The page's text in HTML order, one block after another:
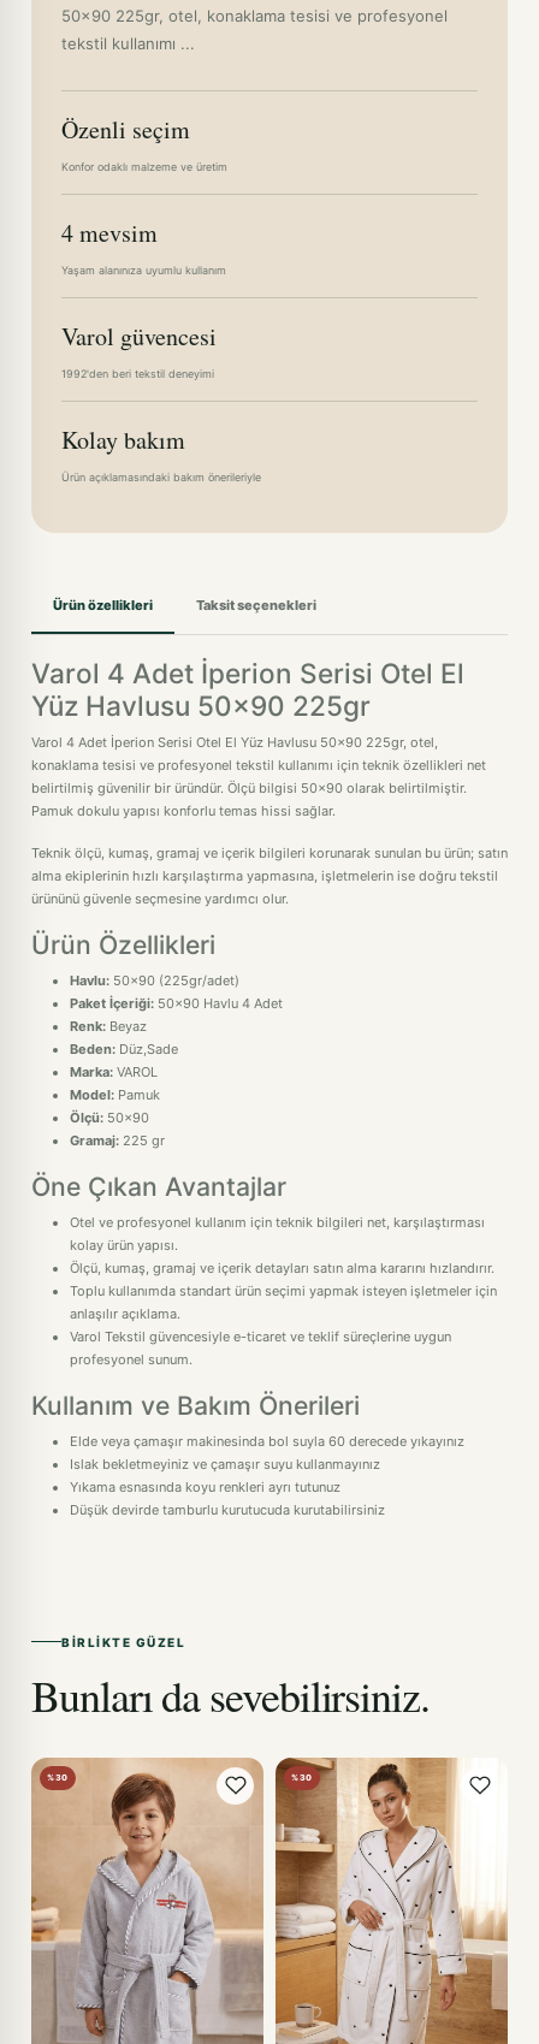
50x90 225gr, otel, konaklama tesisi ve profesyonel
tekstil kullanımı ...
Özenli seçim
Konfor odaklı malzeme ve üretim
4 mevsim
Yaşam alanınıza uyumlu kullanım
Varol güvencesi
1992'den beri tekstil deneyimi
Kolay bakım
Ürün açıklamasındaki bakım önerileriyle
Ürün özellikleri Taksit seçenekleri
Varol 4 Adet İperion Serisi Otel El
Yüz Havlusu 50x90 225gr
Varol 4 Adet İperion Serisi Otel El Yüz Havlusu 50x90 225gr, otel,
konaklama tesisi ve profesyonel tekstil kullanımı için teknik özellikleri net
belirtilmiş güvenilir bir üründür. Ölçü bilgisi 50x90 olarak belirtilmiştir.
Pamuk dokulu yapısı konforlu temas hissi sağlar.
Teknik ölçü, kumaş, gramaj ve içerik bilgileri korunarak sunulan bu ürün; satın
alma ekiplerinin hızlı karşılaştırma yapmasına, işletmelerin ise doğru tekstil
ürününü güvenle seçmesine yardımcı olur.
Ürün Özellikleri
Havlu: 50x90 (225gr/adet)
Paket İçeriği: 50x90 Havlu 4 Adet
Renk: Beyaz
Beden: Düz,Sade
Marka: VAROL
Model: Pamuk
Ölçü: 50x90
Gramaj: 225 gr
Öne Çıkan Avantajlar
Otel ve profesyonel kullanım için teknik bilgileri net, karşılaştırması
kolay ürün yapısı.
Ölçü, kumaş, gramaj ve içerik detayları satın alma kararını hızlandırır.
Toplu kullanımda standart ürün seçimi yapmak isteyen işletmeler için
anlaşılır açıklama.
Varol Tekstil güvencesiyle e-ticaret ve teklif süreçlerine uygun
profesyonel sunum.
Kullanım ve Bakım Önerileri
Elde veya çamaşır makinesinda bol suyla 60 derecede yıkayınız
Islak bekletmeyiniz ve çamaşır suyu kullanmayınız
Yıkama esnasında koyu renkleri ayrı tutunuz
Düşük devirde tamburlu kurutucuda kurutabilirsiniz
BIRLIKTE GÜZEL
Bunları da sevebilirsiniz.
%30 %30